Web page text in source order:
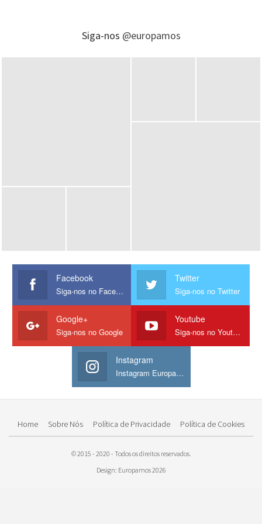
Siga-nos @europamos
Facebook
Siga-nos no Facebook
Twitter
Siga-nos no Twitter
Google+
Siga-nos no Google
Youtube
Siga-nos no Youtube
Instagram
Instagram Europamos
Home Sobre Nós Política de Privacidade Política de Cookies
© 2015 - 2020 - Todos os direitos reservados.
Design: Europamos 2026